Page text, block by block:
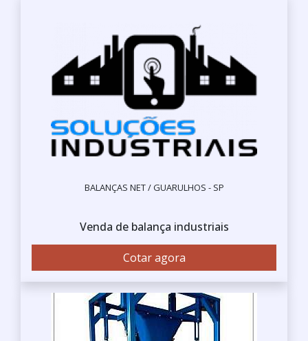
BALANÇAS NET / GUARULHOS - SP
Venda de balança industriais
Cotar agora